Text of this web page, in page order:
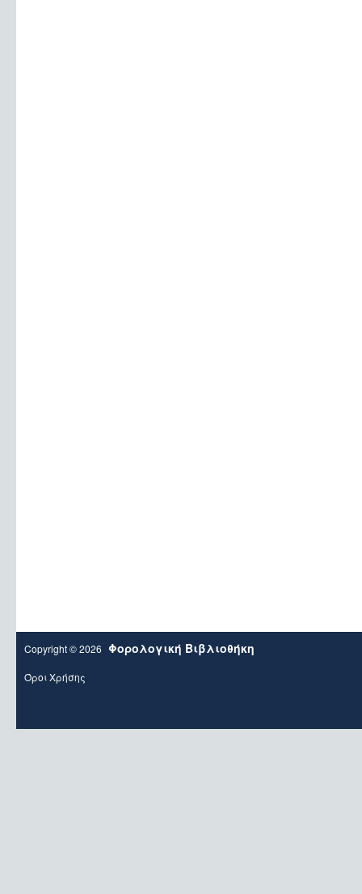
Copyright © 2026 Φορολογική Βιβλιοθήκη
Όροι Χρήσης